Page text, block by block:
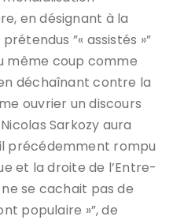
en désignant à la
”« assistés »”
même coup comme
déchaînant contre la
ouvrier un discours
Sarkozy aura
précédemment rompu
et la droite de l’Entre-
se cachait pas de
populaire »”, de